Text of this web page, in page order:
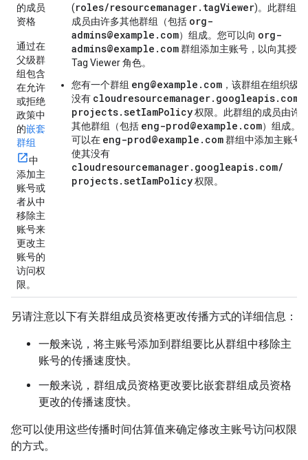
的成员
资格
通过在
父级群
组包含
在允许
或拒绝
政策中
的嵌套
群组
中
添加主
账号或
者从中
移除主
账号来
更改主
账号的
访问权
限。
(roles/resourcemanager.tagViewer)。此群组的
成员由许多其他群组（包括 org-
admins@example.com）组成。您可以向 org-
admins@example.com群组添加主账号，以向其授予
Tag Viewer 角色。
您有一个群组 eng@example.com ，该群组在组织级层
没有 cloudresourcemanager.googleapis.com/
projects.setIamPolicy权限。此群组的成员由许
其他群组（包括 eng-prod@example.com）组成。
可以在 eng-prod@example.com群组中添加主账号
使其没有
cloudresourcemanager.googleapis.com/
projects.setIamPolicy权限。
另请注意以下有关群组成员资格更改传播方式的详细信息：
一般来说，将主账号添加到群组要比从群组中移除主
账号的传播速度快。
一般来说，群组成员资格更改要比嵌套群组成员资格
更改的传播速度快。
您可以使用这些传播时间估算值来确定修改主账号访问权限
的方式。